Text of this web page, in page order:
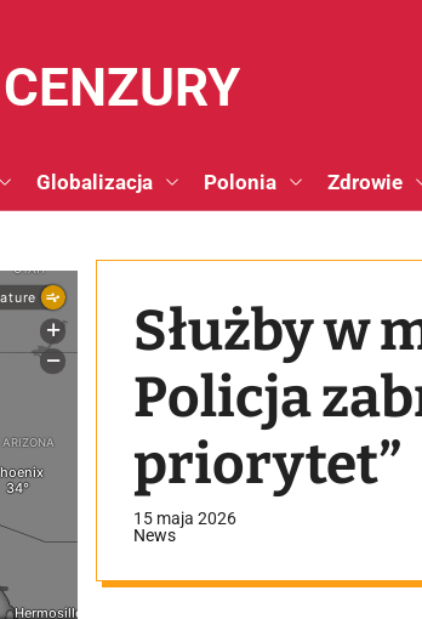
Globalizacja Polonia Zdrowie
Służby w
Policja
priorytet”
15 maja 2026
News